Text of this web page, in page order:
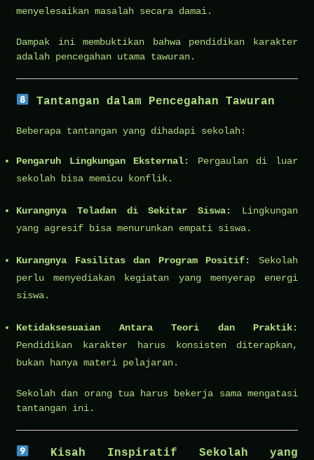
menyelesaikan masalah secara damai.
Dampak ini membuktikan bahwa pendidikan karakter
adalah pencegahan utama tawuran.
Tantangan dalam Pencegahan Tawuran
Beberapa tantangan yang dihadapi sekolah:
Pengaruh Lingkungan Eksternal:
Pergaulan di luar
sekolah bisa memicu konflik.
Kurangnya Teladan di Sekitar Siswa:
Lingkungan
yang agresif bisa menurunkan empati siswa.
Kurangnya Fasilitas dan Program Positif:
Sekolah
perlu menyediakan kegiatan yang menyerap energi
siswa.
Ketidaksesuaian Antara Teori dan Praktik:
Pendidikan karakter harus konsisten diterapkan,
bukan hanya materi pelajaran.
Sekolah dan orang tua harus bekerja sama mengatasi
tantangan ini.
Kisah Inspiratif Sekolah yang